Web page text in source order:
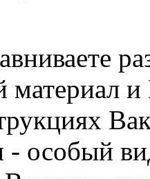
материал
- особый